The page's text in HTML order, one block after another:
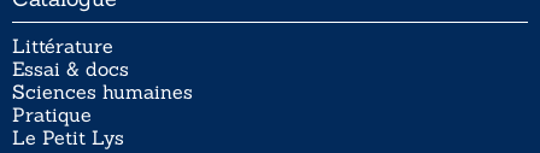
Littérature
Essai & docs
Sciences humaines
Pratique
Le Petit Lys